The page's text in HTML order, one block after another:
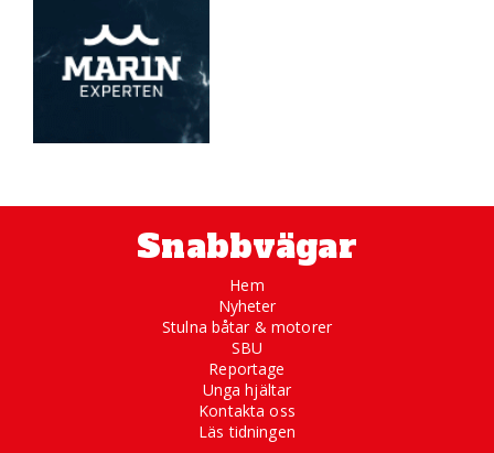
Snabbvägar
Hem
Nyheter
Stulna båtar & motorer
SBU
Reportage
Unga hjältar
Kontakta oss
Läs tidningen